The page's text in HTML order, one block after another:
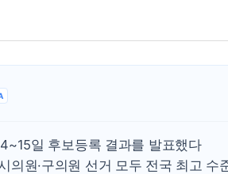
일 후보등록 결과를 발표했다
의원·구의원 선거 모두 전국 최고 수